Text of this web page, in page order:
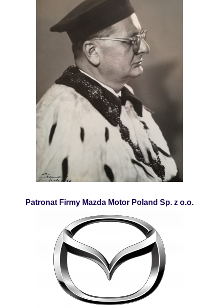
Patronat Firmy Mazda Motor Poland Sp. z o.o.